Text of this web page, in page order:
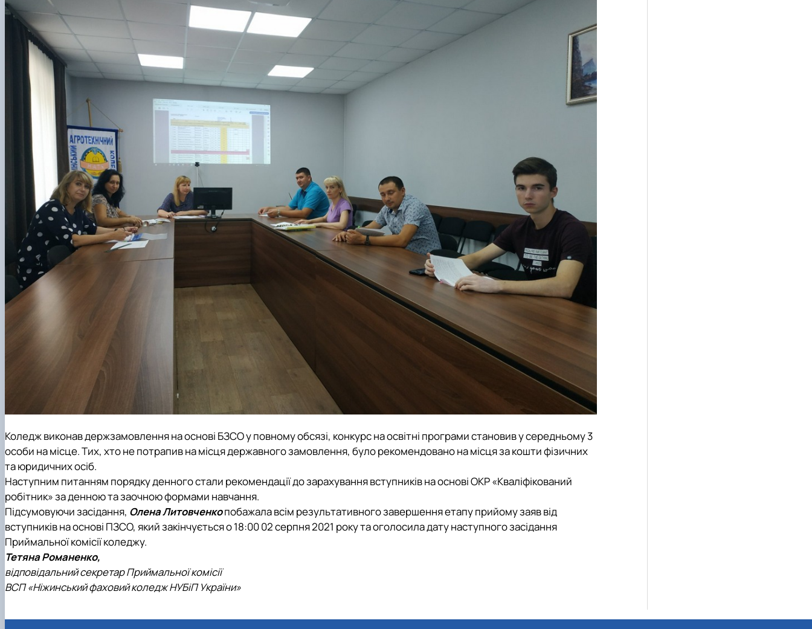
Коледж виконав держзамовлення на основі БЗСО у повному обсязі, конкурс на освітні програми становив у середньому 3
особи на місце. Тих, хто не потрапив на місця державного замовлення, було рекомендовано на місця за кошти фізичних
та юридичних осіб.
Наступним питанням порядку денного стали рекомендації до зарахування вступників на основі ОКР «Кваліфікований
робітник» за денною та заочною формами навчання.
Підсумовуючи засідання, Олена Литовченкопобажала всім результативного завершення етапу прийому заяв від
вступників на основі ПЗСО, який закінчується о 18:00 02 серпня 2021 року та оголосила дату наступного засідання
Приймальної комісії коледжу.
Тетяна Романенко,
відповідальний секретар Приймальної комісії
ВСП «Ніжинський фаховий коледж НУБіП України»